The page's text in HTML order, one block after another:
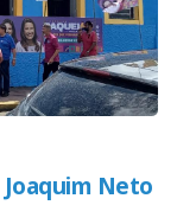
Joaquim Neto